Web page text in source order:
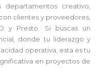
creativo,
clientes y proveedores,
y Presto. Si buscas un
donde tu liderazgo y
operativa, esta es tu
en proyectos de